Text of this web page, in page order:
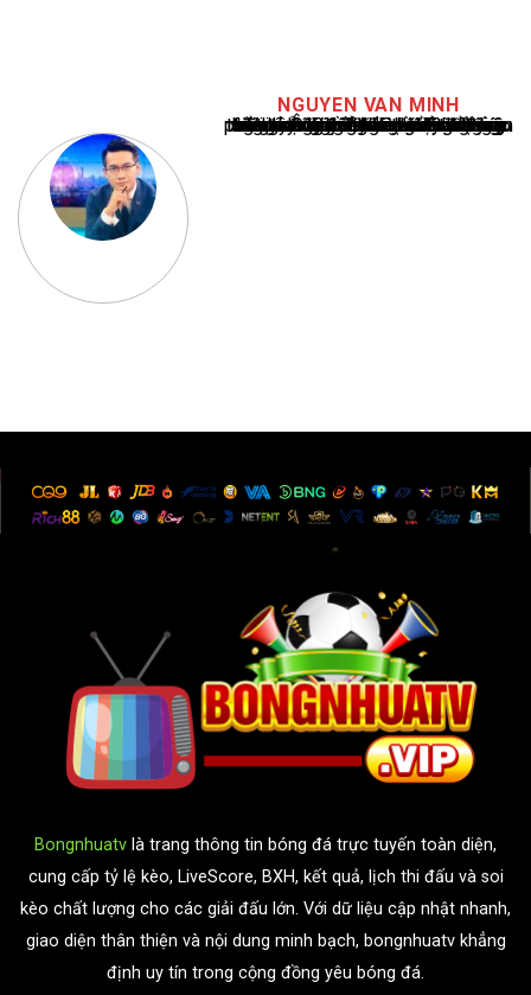
NGUYEN VAN MINH
Nguyễn Văn Minh là một trong những chuyên gia hàng đầu về báo cáo tin tức thể thao tại Việt Nam, với hơn 10 năm hoạt động trong ngành. Ông có kiến thức sâu rộng và kinh nghiệm đáng kể trong việc phân tích và báo cáo về các sự kiện thể thao hàng đầu. Sự hiểu biết sâu sắc của ông về ngành này đã giúp ông xây dựng uy tín và danh tiếng trong cộng đồng báo chí thể thao.
Bongnhuatv là trang thông tin bóng đá trực tuyến toàn diện,
cung cấp tỷ lệ kèo, LiveScore, BXH, kết quả, lịch thi đấu và soi
kèo chất lượng cho các giải đấu lớn. Với dữ liệu cập nhật nhanh,
giao diện thân thiện và nội dung minh bạch, bongnhuatv khẳng
định uy tín trong cộng đồng yêu bóng đá.